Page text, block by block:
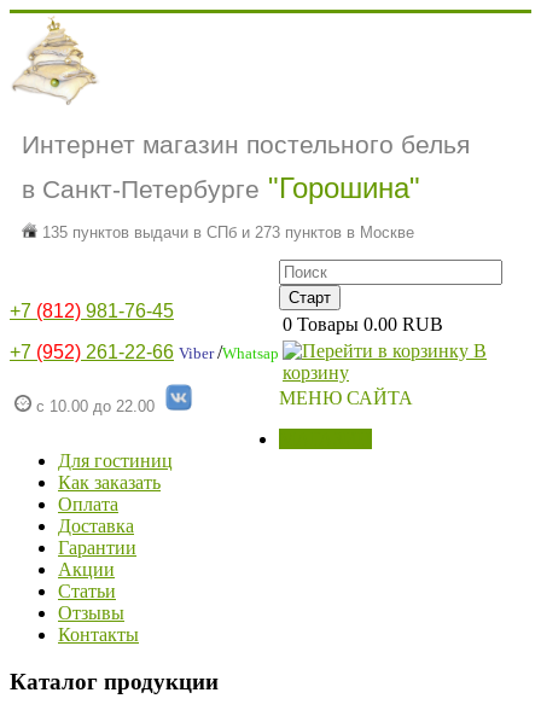
Интернет магазин постельного белья
в Санкт-Петербурге "Горошина"
135 пунктов выдачи в СПб и 273 пунктов в Москве
+7 (812) 981-76-45
+7 (952) 261-22-66 Viber/Whatsap
с 10.00 до 22.00
0 Товары 0.00 RUB
В
корзину
МЕНЮ САЙТА
Для гостиниц
Как заказать
Оплата
Доставка
Гарантии
Акции
Статьи
Отзывы
Контакты
Каталог продукции